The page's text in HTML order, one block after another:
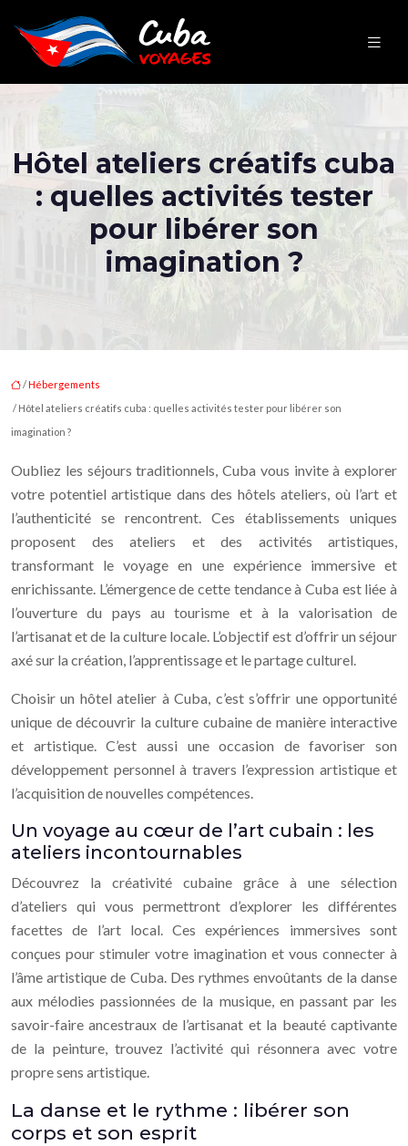
Hôtel ateliers créatifs cuba
: quelles activités tester
pour libérer son
imagination ?
/Hébergements
/ Hôtel ateliers créatifs cuba : quelles activités tester pour libérer son
imagination ?
Oubliez les séjours traditionnels, Cuba vous invite à explorer
votre potentiel artistique dans des hôtels ateliers, où l’art et
l’authenticité se rencontrent. Ces établissements uniques
proposent des ateliers et des activités artistiques,
transformant le voyage en une expérience immersive et
enrichissante. L’émergence de cette tendance à Cuba est liée à
l’ouverture du pays au tourisme et à la valorisation de
l’artisanat et de la culture locale. L’objectif est d’offrir un séjour
axé sur la création, l’apprentissage et le partage culturel.
Choisir un hôtel atelier à Cuba, c’est s’offrir une opportunité
unique de découvrir la culture cubaine de manière interactive
et artistique. C’est aussi une occasion de favoriser son
développement personnel à travers l’expression artistique et
l’acquisition de nouvelles compétences.
Un voyage au cœur de l’art cubain : les
ateliers incontournables
Découvrez la créativité cubaine grâce à une sélection
d’ateliers qui vous permettront d’explorer les différentes
facettes de l’art local. Ces expériences immersives sont
conçues pour stimuler votre imagination et vous connecter à
l’âme artistique de Cuba. Des rythmes envoûtants de la danse
aux mélodies passionnées de la musique, en passant par les
savoir-faire ancestraux de l’artisanat et la beauté captivante
de la peinture, trouvez l’activité qui résonnera avec votre
propre sens artistique.
La danse et le rythme : libérer son
corps et son esprit